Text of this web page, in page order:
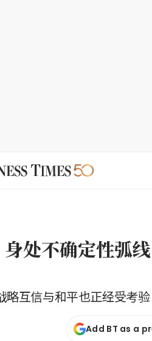
处不确定性弧
略互信与和平也正经受考验
Add BT as a